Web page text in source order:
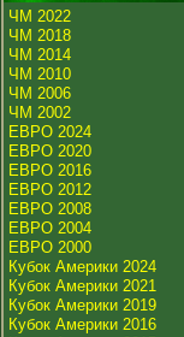
ЧМ 2022
ЧМ 2018
ЧМ 2014
ЧМ 2010
ЧМ 2006
ЧМ 2002
ЕВРО 2024
ЕВРО 2020
ЕВРО 2016
ЕВРО 2012
ЕВРО 2008
ЕВРО 2004
ЕВРО 2000
Кубок Америки 2024
Кубок Америки 2021
Кубок Америки 2019
Кубок Америки 2016